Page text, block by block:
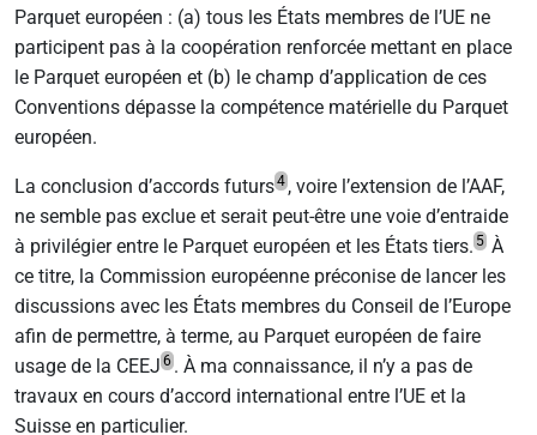
Parquet européen : (a) tous les États membres de l’UE ne
participent pas à la coopération renforcée mettant en place
le Parquet européen et (b) le champ d’application de ces
Conventions dépasse la compétence matérielle du Parquet
européen.
La conclusion d’accords futurs4 , voire l’extension de l’AAF,
ne semble pas exclue et serait peut-être une voie d’entraide
à privilégier entre le Parquet européen et les États tiers. 5 À
ce titre, la Commission européenne préconise de lancer les
discussions avec les États membres du Conseil de l’Europe
afin de permettre, à terme, au Parquet européen de faire
usage de la CEEJ 6 . À ma connaissance, il n’y a pas de
travaux en cours d’accord international entre l’UE et la
Suisse en particulier.